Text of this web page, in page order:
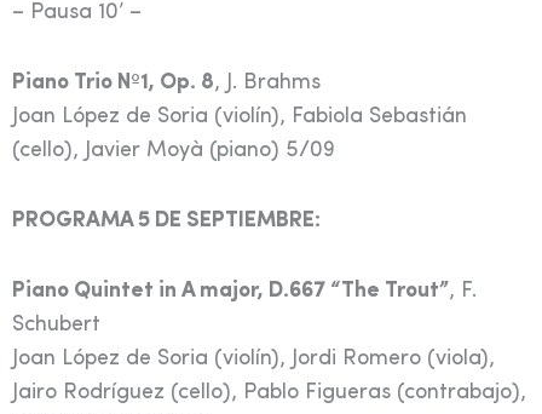
– Pausa 10’ –
Piano Trio Nº1, Op. 8, J. Brahms
Joan López de Soria (violín), Fabiola Sebastián
(cello), Javier Moyà (piano) 5/09
PROGRAMA 5 DE SEPTIEMBRE:
Piano Quintet in A major, D.667 “The Trout”, F.
Schubert
Joan López de Soria (violín), Jordi Romero (viola),
Jairo Rodríguez (cello), Pablo Figueras (contrabajo),